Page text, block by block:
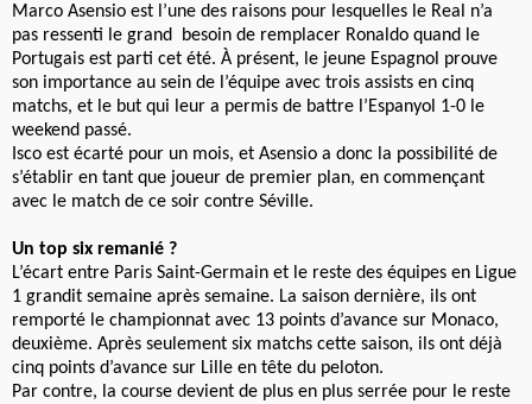
Marco Asensio est l’une des raisons pour lesquelles le Real n’a
pas ressenti le grand besoin de remplacer Ronaldo quand le
Portugais est parti cet été. À présent, le jeune Espagnol prouve
son importance au sein de l’équipe avec trois assists en cinq
matchs, et le but qui leur a permis de battre l’Espanyol 1-0 le
weekend passé.
Isco est écarté pour un mois, et Asensio a donc la possibilité de
s’établir en tant que joueur de premier plan, en commençant
avec le match de ce soir contre Séville.
Un top six remanié ?
L’écart entre Paris Saint-Germain et le reste des équipes en Ligue
1 grandit semaine après semaine. La saison dernière, ils ont
remporté le championnat avec 13 points d’avance sur Monaco,
deuxième. Après seulement six matchs cette saison, ils ont déjà
cinq points d’avance sur Lille en tête du peloton.
Par contre, la course devient de plus en plus serrée pour le reste